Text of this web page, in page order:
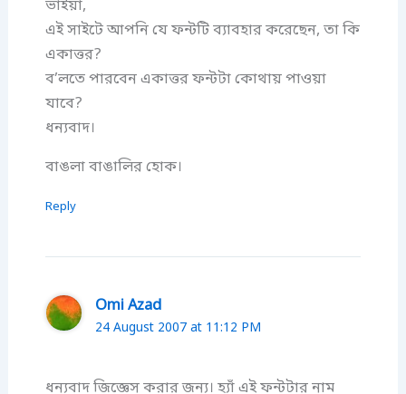
ভাইয়া,
এই সাইটে আপনি যে ফন্টটি ব্যাবহার করেছেন, তা কি
একাত্তর?
ব’লতে পারবেন একাত্তর ফন্টটা কোথায় পাওয়া
যাবে?
ধন্যবাদ।
বাঙলা বাঙালির হোক।
Reply
Omi Azad
24 August 2007 at 11:12 PM
ধন্যবাদ জিজ্ঞেস করার জন্য। হ্যাঁ এই ফন্টটার নাম